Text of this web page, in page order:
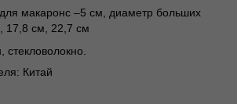
макаронс –5 см, диаметр больших
17,8 см, 22,7 см
стекловолокно.
Китай